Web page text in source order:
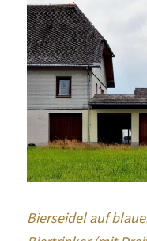
Bierseidel auf